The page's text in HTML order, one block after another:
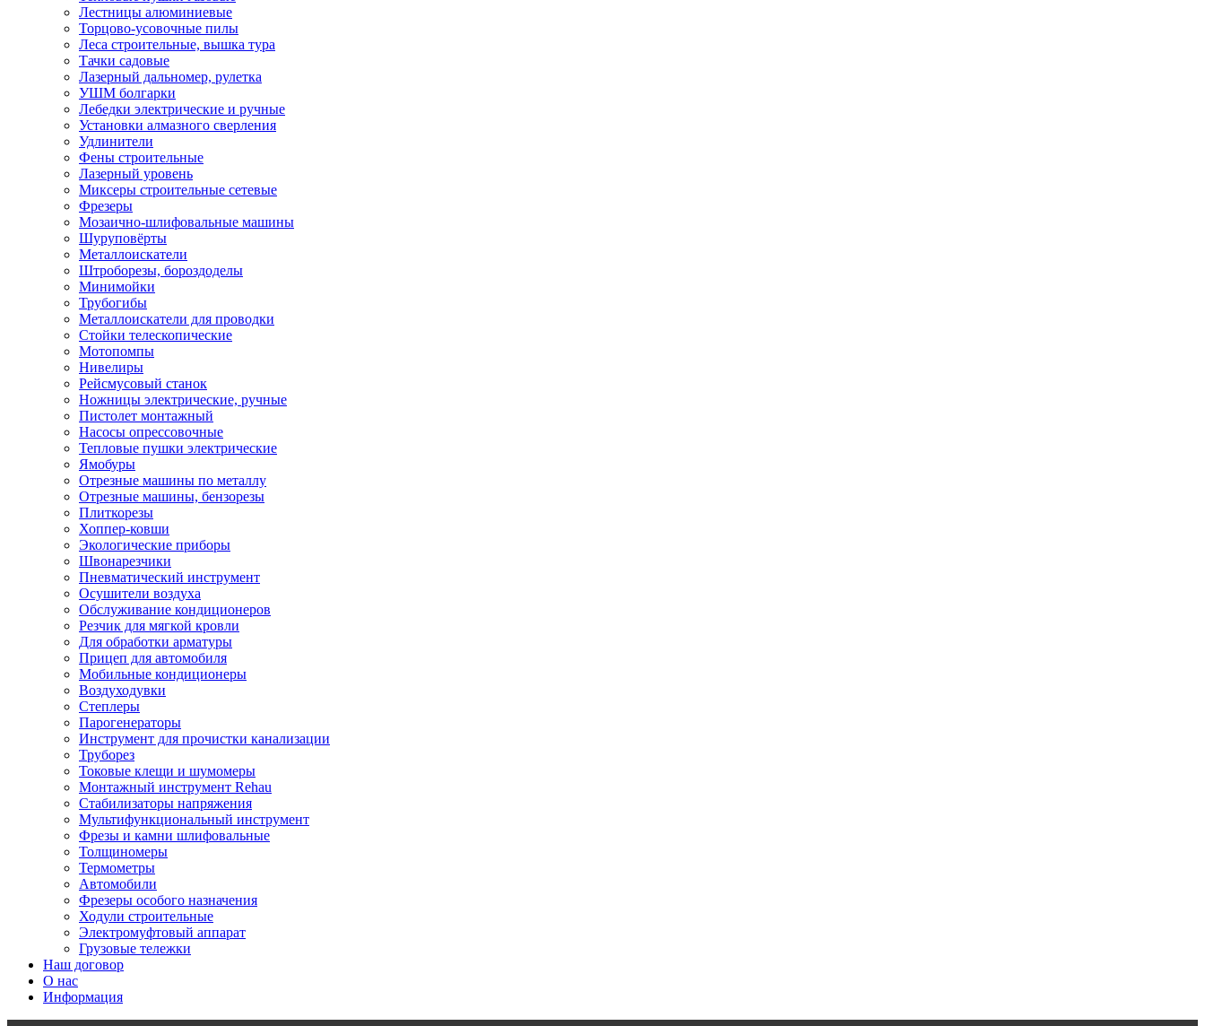
Лестницы алюминиевые
Торцово-усовочные пилы
Леса строительные, вышка тура
Тачки садовые
Лазерный дальномер, рулетка
УШМ болгарки
Лебедки электрические и ручные
Установки алмазного сверления
Удлинители
Фены строительные
Лазерный уровень
Миксеры строительные сетевые
Фрезеры
Мозаично-шлифовальные машины
Шуруповёрты
Металлоискатели
Штроборезы, бороздоделы
Минимойки
Трубогибы
Металлоискатели для проводки
Стойки телескопические
Мотопомпы
Нивелиры
Рейсмусовый станок
Ножницы электрические, ручные
Пистолет монтажный
Насосы опрессовочные
Тепловые пушки электрические
Ямобуры
Отрезные машины по металлу
Отрезные машины, бензорезы
Плиткорезы
Хоппер-ковши
Экологические приборы
Швонарезчики
Пневматический инструмент
Осушители воздуха
Обслуживание кондиционеров
Резчик для мягкой кровли
Для обработки арматуры
Прицеп для автомобиля
Мобильные кондиционеры
Воздуходувки
Степлеры
Парогенераторы
Инструмент для прочистки канализации
Труборез
Токовые клещи и шумомеры
Монтажный инструмент Rehau
Стабилизаторы напряжения
Мультифункциональный инструмент
Фрезы и камни шлифовальные
Толщиномеры
Термометры
Автомобили
Фрезеры особого назначения
Ходули строительные
Электромуфтовый аппарат
Грузовые тележки
Наш договор
О нас
Информация